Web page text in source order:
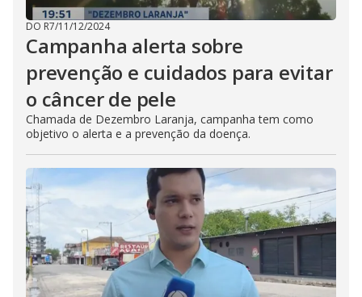
DO R7/11/12/2024
Campanha alerta sobre
prevenção e cuidados para evitar
o câncer de pele
Chamada de Dezembro Laranja, campanha tem como
objetivo o alerta e a prevenção da doença.